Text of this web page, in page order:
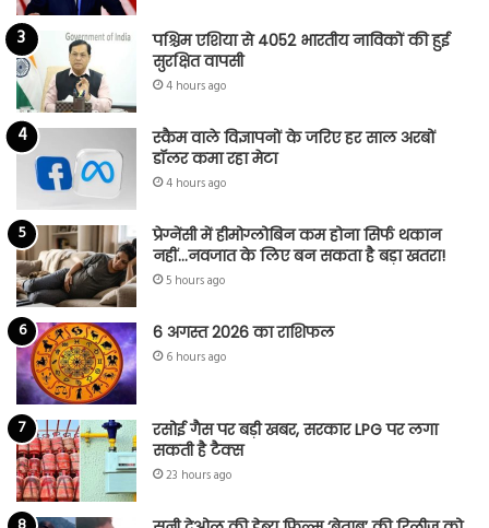
पश्चिम एशिया से 4052 भारतीय नाविकों की हुई
सुरक्षित वापसी
4 hours ago
स्कैम वाले विज्ञापनों के जरिए हर साल अरबों
डॉलर कमा रहा मेटा
4 hours ago
प्रेग्नेंसी में हीमोग्लोबिन कम होना सिर्फ थकान
नहीं…नवजात के लिए बन सकता है बड़ा खतरा!
5 hours ago
6 अगस्त 2026 का राशिफल
6 hours ago
रसोई गैस पर बड़ी खबर, सरकार LPG पर लगा
सकती है टैक्स
23 hours ago